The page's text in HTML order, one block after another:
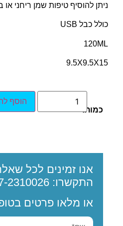
ניתן להוסיף טיפות שמן ריחני
כולל כבל USB
120ML
9.5X9.5X15
כמות:
הוסף
אנו זמינים לכל
התקשרו: 2310026
או מלאו פרטים